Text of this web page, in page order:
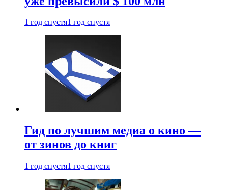
1 год спустя1 год спустя
Гид по лучшим медиа о кино —
от зинов до книг
1 год спустя1 год спустя